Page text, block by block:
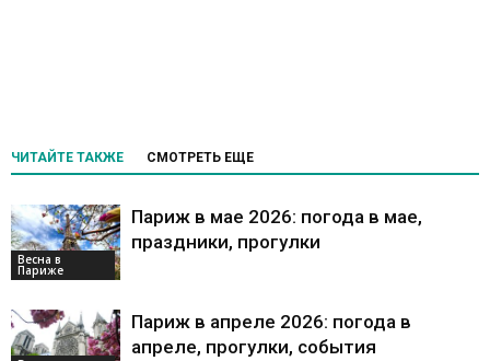
ЧИТАЙТЕ ТАКЖЕ СМОТРЕТЬ ЕЩЕ
Весна в
Париже
Париж в мае 2026: погода в мае,
праздники, прогулки
Париж в апреле 2026: погода в
апреле, прогулки, события